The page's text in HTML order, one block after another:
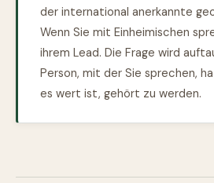
der international anerkannte
Wenn Sie mit Einheimischen
ihrem Lead. Die Frage wird
Person, mit der Sie sprechen,
es wert ist, gehört zu werden.